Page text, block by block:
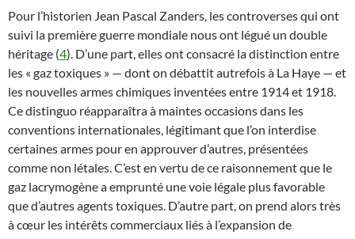
Pour l’historien Jean Pascal Zanders, les controverses qui ont
suivi la première guerre mondiale nous ont légué un double
héritage (4). D’une part, elles ont consacré la distinction entre
les « gaz toxiques » — dont on débattit autrefois à La Haye — et
les nouvelles armes chimiques inventées entre 1914 et 1918.
Ce distinguo réapparaîtra à maintes occasions dans les
conventions internationales, légitimant que l’on interdise
certaines armes pour en approuver d’autres, présentées
comme non létales. C’est en vertu de ce raisonnement que le
gaz lacrymogène a emprunté une voie légale plus favorable
que d’autres agents toxiques. D’autre part, on prend alors très
à cœur les intérêts commerciaux liés à l’expansion de